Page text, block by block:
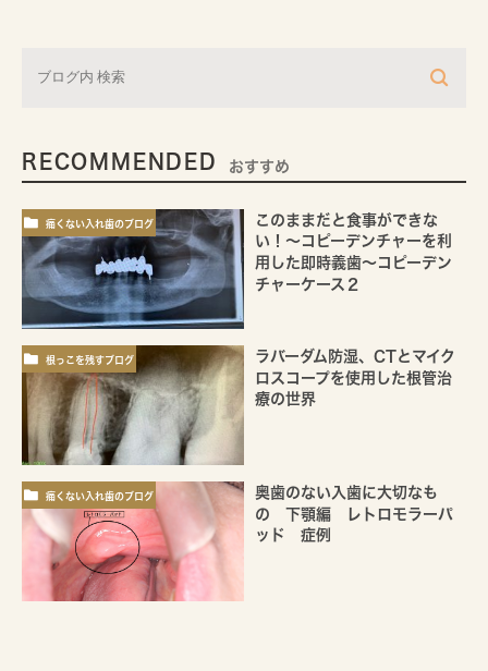
RECOMMENDED おすすめ
痛くない入れ歯のブログ
このままだと食事ができな
い！～コピーデンチャーを利
用した即時義歯～コピーデン
チャーケース２
根っこを残すブログ
ラバーダム防湿、CTとマイク
ロスコープを使用した根管治
療の世界
痛くない入れ歯のブログ
奥歯のない入歯に大切なも
の 下顎編 レトロモラーパ
ッド 症例